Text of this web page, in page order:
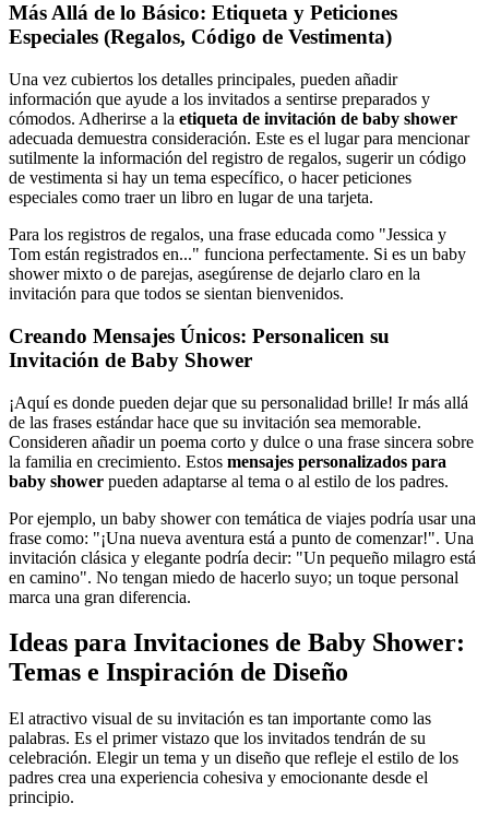
Más Allá de lo Básico: Etiqueta y Peticiones
Especiales (Regalos, Código de Vestimenta)
Una vez cubiertos los detalles principales, pueden añadir
información que ayude a los invitados a sentirse preparados y
cómodos. Adherirse a la etiqueta de invitación de baby shower
adecuada demuestra consideración. Este es el lugar para mencionar
sutilmente la información del registro de regalos, sugerir un código
de vestimenta si hay un tema específico, o hacer peticiones
especiales como traer un libro en lugar de una tarjeta.
Para los registros de regalos, una frase educada como "Jessica y
Tom están registrados en..." funciona perfectamente. Si es un baby
shower mixto o de parejas, asegúrense de dejarlo claro en la
invitación para que todos se sientan bienvenidos.
Creando Mensajes Únicos: Personalicen su
Invitación de Baby Shower
¡Aquí es donde pueden dejar que su personalidad brille! Ir más allá
de las frases estándar hace que su invitación sea memorable.
Consideren añadir un poema corto y dulce o una frase sincera sobre
la familia en crecimiento. Estos mensajes personalizados para
baby shower pueden adaptarse al tema o al estilo de los padres.
Por ejemplo, un baby shower con temática de viajes podría usar una
frase como: "¡Una nueva aventura está a punto de comenzar!". Una
invitación clásica y elegante podría decir: "Un pequeño milagro está
en camino". No tengan miedo de hacerlo suyo; un toque personal
marca una gran diferencia.
Ideas para Invitaciones de Baby Shower:
Temas e Inspiración de Diseño
El atractivo visual de su invitación es tan importante como las
palabras. Es el primer vistazo que los invitados tendrán de su
celebración. Elegir un tema y un diseño que refleje el estilo de los
padres crea una experiencia cohesiva y emocionante desde el
principio.